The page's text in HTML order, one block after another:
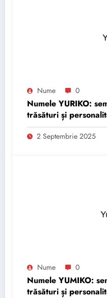
Nume 0
Numele YURIKO:
trăsături și
2 Septembrie 2025
Nume 0
Numele YUMIKO:
trăsături și